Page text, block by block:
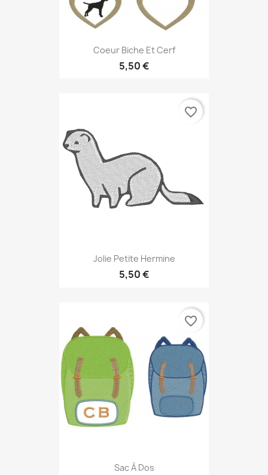
Coeur Biche Et Cerf
5,50 €
Jolie Petite Hermine
5,50 €
favorite_border
Sac À Dos
favorite_border